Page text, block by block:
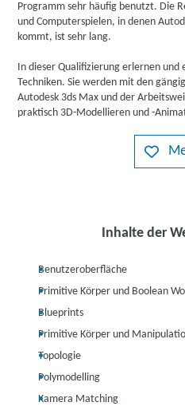
Programm sehr häufig benutzt. Die
und Computerspielen, in denen
kommt, ist sehr lang.
In dieser Qualifizierung erlernen und
Techniken. Sie werden mit den
Autodesk 3ds Max und der
praktisch 3D-Modellieren und -
Inhalte der
Benutzeroberfläche
Primitive Körper und Boolean
Blueprints
Primitive Körper und
Topologie
Polymodelling
Kamera Matching